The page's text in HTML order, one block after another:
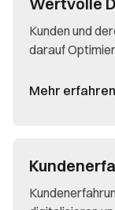
Kunden und
darauf
Mehr erfahren